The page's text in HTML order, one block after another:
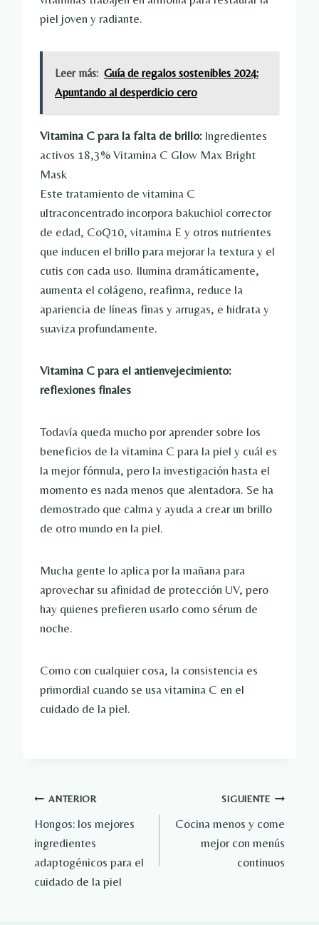
piel joven y radiante.
Leer más: Guía de regalos sostenibles 2024:
Apuntando al desperdicio cero
Vitamina C para la falta de brillo:Ingredientes
activos 18,3% Vitamina C Glow Max Bright
Mask
Este tratamiento de vitamina C
ultraconcentrado incorpora bakuchiol corrector
de edad, CoQ10, vitamina E y otros nutrientes
que inducen el brillo para mejorar la textura y el
cutis con cada uso. Ilumina dramáticamente,
aumenta el colágeno, reafirma, reduce la
apariencia de líneas finas y arrugas, e hidrata y
suaviza profundamente.
Vitamina C para el antienvejecimiento:
reflexiones finales
Todavía queda mucho por aprender sobre los
beneficios de la vitamina C para la piel y cuál es
la mejor fórmula, pero la investigación hasta el
momento es nada menos que alentadora. Se ha
demostrado que calma y ayuda a crear un brillo
de otro mundo en la piel.
Mucha gente lo aplica por la mañana para
aprovechar su afinidad de protección UV, pero
hay quienes prefieren usarlo como sérum de
noche.
Como con cualquier cosa, la consistencia es
primordial cuando se usa vitamina C en el
cuidado de la piel.
Navegación
de
entradas
ANTERIOR
Hongos: los mejores
ingredientes
adaptogénicos para el
cuidado de la piel
SIGUIENTE
Cocina menos y come
mejor con menús
continuos